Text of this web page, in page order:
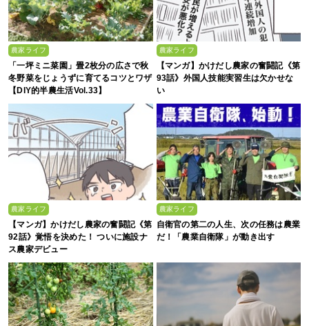
農家ライフ
「一坪ミニ菜園」畳2枚分の広さで秋
冬野菜をじょうずに育てるコツとワザ
【DIY的半農生活Vol.33】
農家ライフ
【マンガ】かけだし農家の奮闘記《第
93話》外国人技能実習生は欠かせな
い
農家ライフ
【マンガ】かけだし農家の奮闘記《第
92話》覚悟を決めた！ ついに施設ナ
ス農家デビュー
農家ライフ
自衛官の第二の人生、次の任務は農業
だ！「農業自衛隊」が動き出す